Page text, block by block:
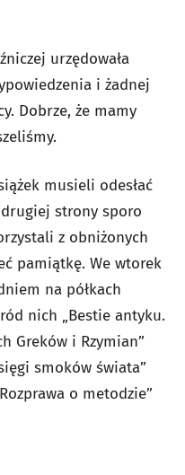
urzędowała
i żadnej
Dobrze, że mamy
musieli odesłać
strony sporo
z obniżonych
pamiątkę. We wtorek
na półkach
nich „Bestie antyku.
Greków i Rzymian”
smoków świata”
o metodzie”